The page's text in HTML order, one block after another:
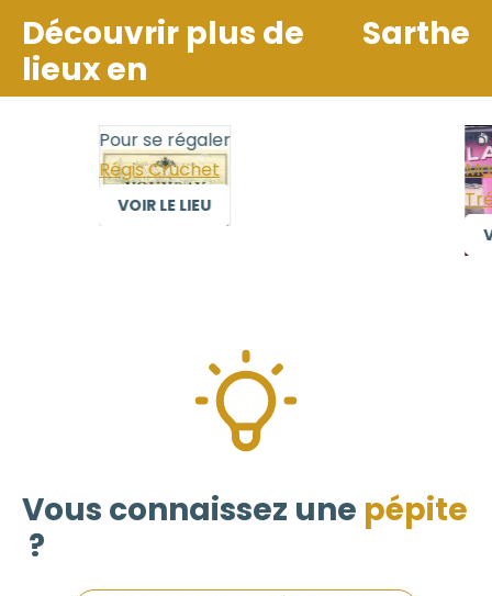
Découvrir plus de
lieux en
Sarthe
Pour se régaler
Régis Cruchet
VOIR LE LIEU
Vous connaissez une pépite
?